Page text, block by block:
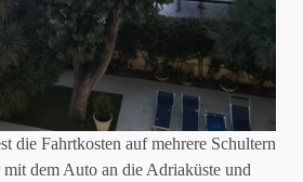
die Fahrtkosten auf mehrere Schultern
dem Auto an die Adriaküste und